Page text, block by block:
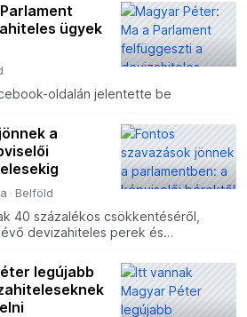
ügyek
oldalán jelentette be
a
Belföld
40 százalékos csökkentéséről,
devizahiteles perek és
legújabb